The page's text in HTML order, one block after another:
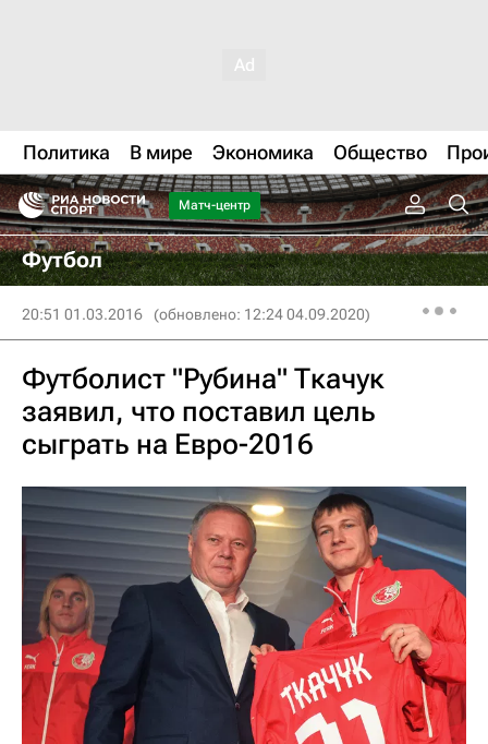
Политика В мире Экономика Общество
Матч-центр
Футбол
20:51 01.03.2016 (обновлено: 12:24 04.09.2020)
Футболист "Рубина" Ткачук
заявил, что поставил цель
сыграть на Евро-2016